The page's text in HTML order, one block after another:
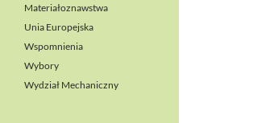
Materiałoznawstwa
Unia Europejska
Wspomnienia
Wybory
Wydział Mechaniczny